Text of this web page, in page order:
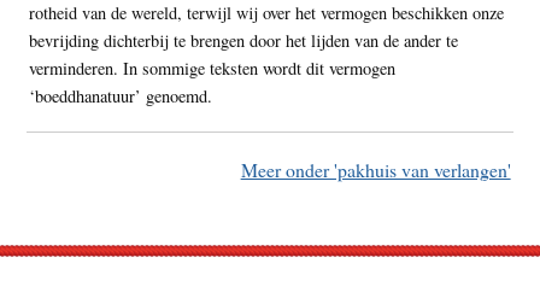
rotheid van de wereld, terwijl wij over het vermogen beschikken onze
bevrijding dichterbij te brengen door het lijden van de ander te
verminderen. In sommige teksten wordt dit vermogen
‘boeddhanatuur’ genoemd.
Meer onder 'pakhuis van verlangen'